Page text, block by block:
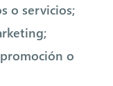
o servicios;
o